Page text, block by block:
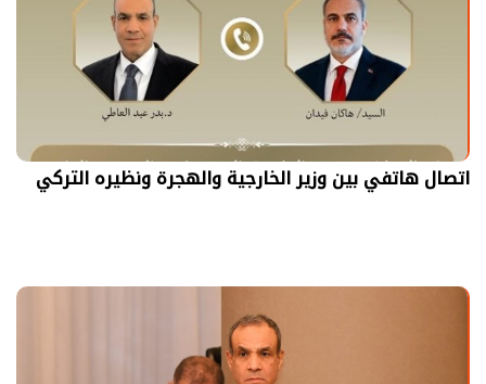
اتصال هاتفي بين وزير الخارجية والهجرة ونظيره التركي